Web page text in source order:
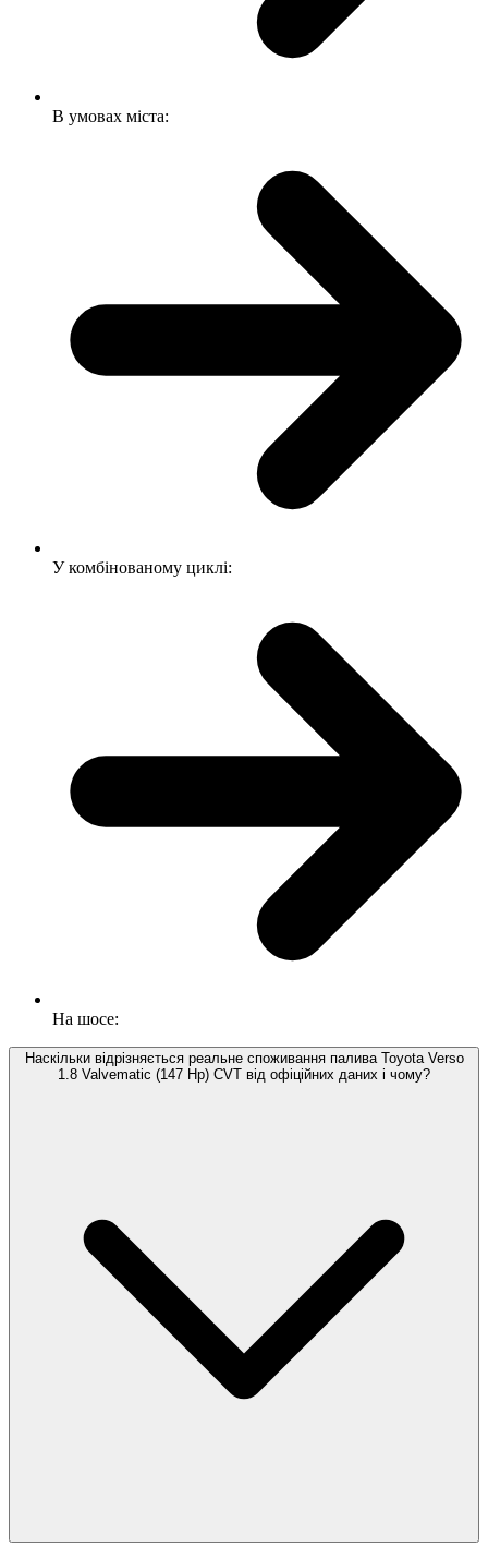
В умовах міста:
У комбінованому циклі:
На шосе:
Наскільки відрізняється реальне споживання палива Toyota Verso
1.8 Valvematic (147 Hp) CVT від офіційних даних і чому?